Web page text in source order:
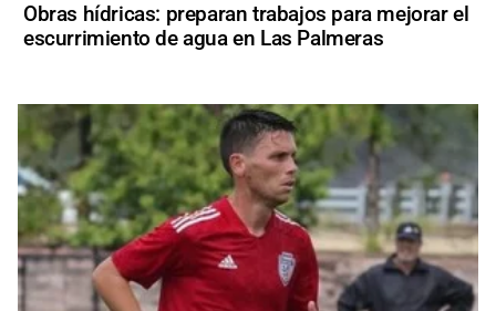
Obras hídricas: preparan trabajos para mejorar el
escurrimiento de agua en Las Palmeras